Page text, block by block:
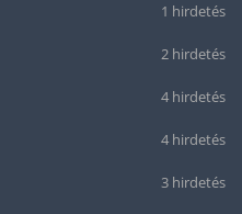
1 hirdetés
2 hirdetés
4 hirdetés
4 hirdetés
3 hirdetés